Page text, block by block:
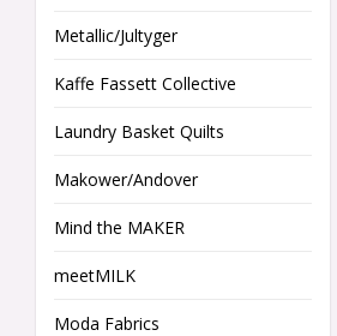
Metallic/Jultyger
Kaffe Fassett Collective
Laundry Basket Quilts
Makower/Andover
Mind the MAKER
meetMILK
Moda Fabrics